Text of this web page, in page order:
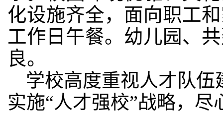
化设施齐全，面向职工
工作日午餐。幼儿园、
良。
学校高度重视人才队伍
实施“人才强校”战略，